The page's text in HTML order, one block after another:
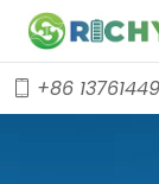
+86